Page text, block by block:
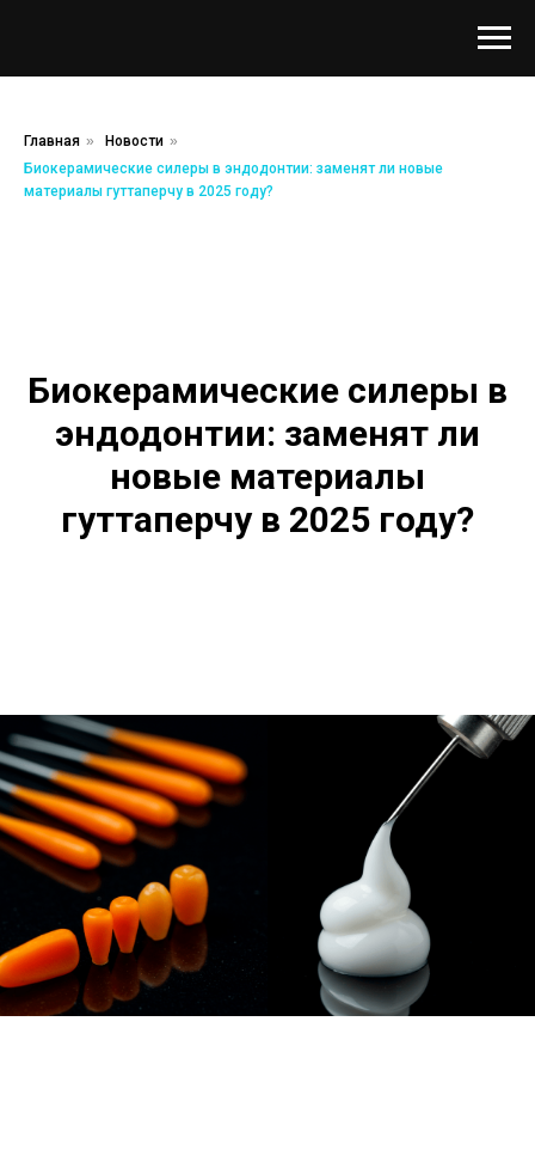
Главная » Новости »
Биокерамические силеры в эндодонтии: заменят ли новые
материалы гуттаперчу в 2025 году?
Биокерамические силеры в
эндодонтии: заменят ли
новые материалы
гуттаперчу в 2025 году?